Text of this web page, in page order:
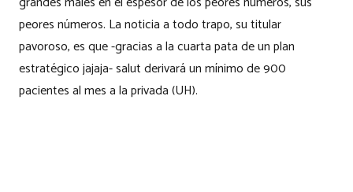
peores números. La noticia a todo trapo, su titular
pavoroso, es que -gracias a la cuarta pata de un plan
estratégico jajaja- salut derivará un mínimo de 900
pacientes al mes a la privada (UH).